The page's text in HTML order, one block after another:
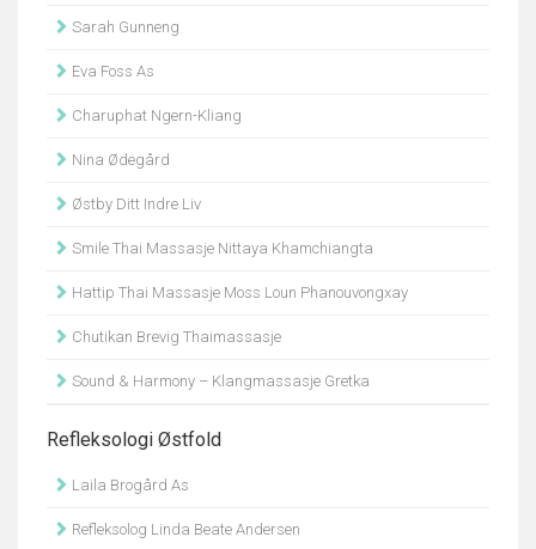
Sarah Gunneng
Eva Foss As
Charuphat Ngern-Kliang
Nina Ødegård
Østby Ditt Indre Liv
Smile Thai Massasje Nittaya Khamchiangta
Hattip Thai Massasje Moss Loun Phanouvongxay
Chutikan Brevig Thaimassasje
Sound & Harmony – Klangmassasje Gretka
Refleksologi Østfold
Laila Brogård As
Refleksolog Linda Beate Andersen